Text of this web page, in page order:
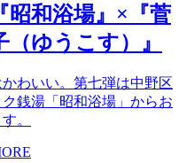
昭和浴場』×『菅
（ゆうこす）』
かわいい。第七弾は中野区
銭湯「昭和浴場」からお
。